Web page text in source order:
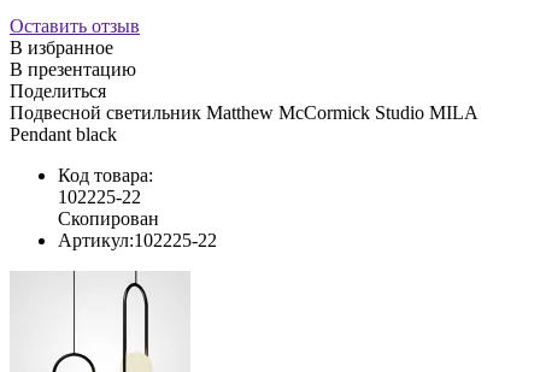
Оставить отзыв
В избранное
В презентацию
Поделиться
Подвесной светильник Matthew McCormick Studio MILA
Pendant black
Код товара:
102225-22
Скопирован
Артикул:102225-22